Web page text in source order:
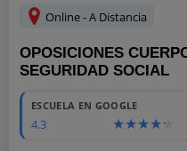
Online - A Distancia
OPOSICIONES
SEGURIDAD SOCIAL
ESCUELA EN GOOGLE
4.3